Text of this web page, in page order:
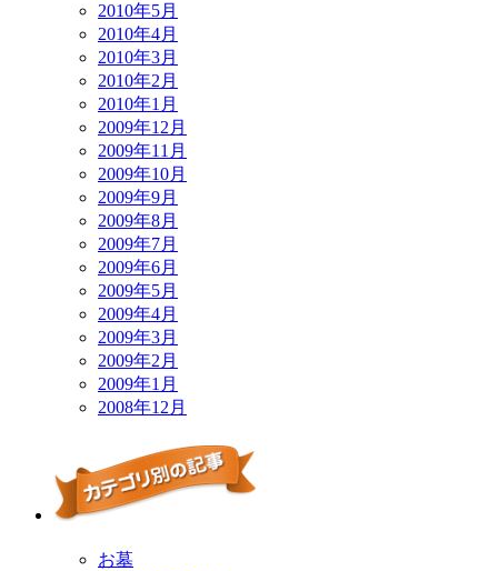
2010年5月
2010年4月
2010年3月
2010年2月
2010年1月
2009年12月
2009年11月
2009年10月
2009年9月
2009年8月
2009年7月
2009年6月
2009年5月
2009年4月
2009年3月
2009年2月
2009年1月
2008年12月
お墓